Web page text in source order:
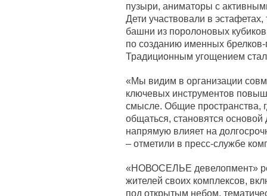
пузыри, аниматоры с
Дети участвовали в
башни из поролоновых
по созданию именных
Традиционным угощением
«Мы видим в организации
ключевых инструментов
смысле. Общие пространства,
общаться, становятся
напрямую влияет на
– отметили в пресс-службе
«НОВОСЕЛЬЕ девелопмент»
жителей своих комплексов,
под открытым небом,